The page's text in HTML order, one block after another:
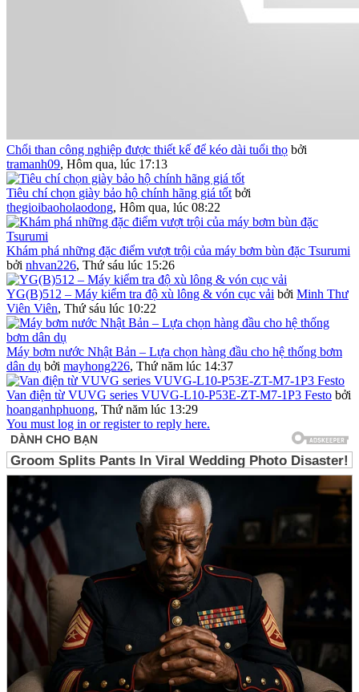
Chổi than công nghiệp được thiết kế để kéo dài tuổi thọ bởi
tramanh09, Hôm qua, lúc 17:13
Tiêu chí chọn giày bảo hộ chính hãng giá tốt bởi
thegioibaoholaodong, Hôm qua, lúc 08:22
Khám phá những đặc điểm vượt trội của máy bơm bùn đặc Tsurumi
bởi nhvan226, Thứ sáu lúc 15:26
YG(B)512 – Máy kiểm tra độ xù lông & vón cục vải bởi Minh Thư
Viên Viên, Thứ sáu lúc 10:22
Máy bơm nước Nhật Bản – Lựa chọn hàng đầu cho hệ thống bơm
dân dụ bởi mayhong226, Thứ năm lúc 14:37
Van điện từ VUVG series VUVG-L10-P53E-ZT-M7-1P3 Festo bởi
hoanganhphuong, Thứ năm lúc 13:29
You must log in or register to reply here.